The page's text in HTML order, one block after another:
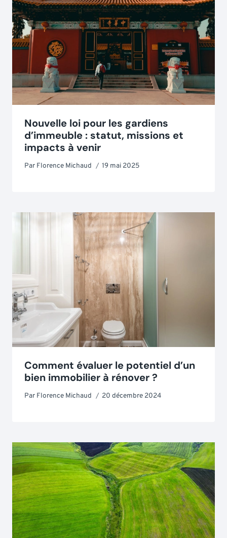
Nouvelle loi pour les gardiens
d’immeuble : statut, missions et
impacts à venir
Par Florence Michaud 19 mai 2025
Comment évaluer le potentiel d’un
bien immobilier à rénover ?
Par Florence Michaud 20 décembre 2024